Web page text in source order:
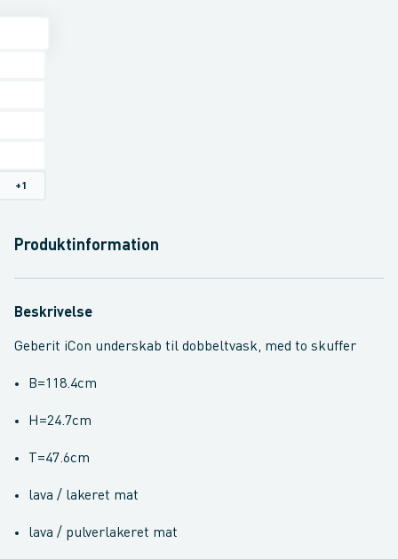
+1
Produktinformation
Beskrivelse
Geberit iCon underskab til dobbeltvask, med to skuffer
B=118.4cm
H=24.7cm
T=47.6cm
lava / lakeret mat
lava / pulverlakeret mat